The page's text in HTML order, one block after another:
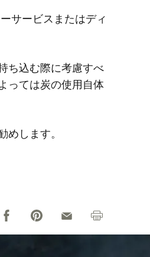
サービスまたはディ
ち込む際に考慮すべ
っては炭の使用自体
めします。